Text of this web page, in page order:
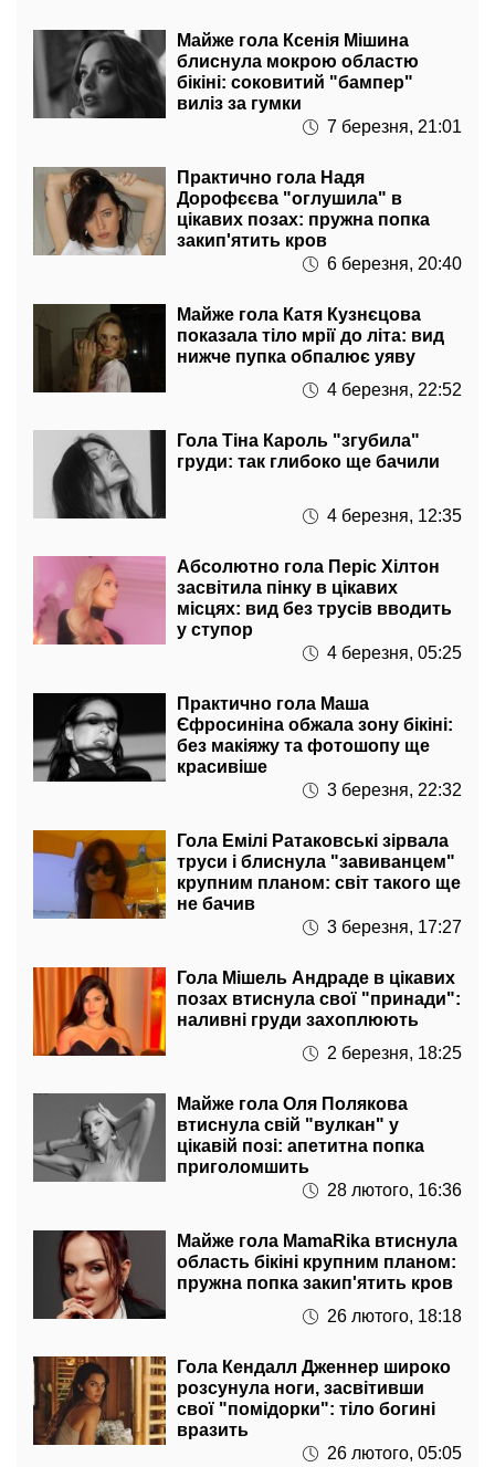
Майже гола Ксенія Мішина
блиснула мокрою областю
бікіні: соковитий "бампер"
виліз за гумки
7 березня, 21:01
Практично гола Надя
Дорофєєва "оглушила" в
цікавих позах: пружна попка
закип'ятить кров
6 березня, 20:40
Майже гола Катя Кузнєцова
показала тіло мрії до літа: вид
нижче пупка обпалює уяву
4 березня, 22:52
Гола Тіна Кароль "згубила"
груди: так глибоко ще бачили
4 березня, 12:35
Абсолютно гола Періс Хілтон
засвітила пінку в цікавих
місцях: вид без трусів вводить
у ступор
4 березня, 05:25
Практично гола Маша
Єфросиніна обжала зону бікіні:
без макіяжу та фотошопу ще
красивіше
3 березня, 22:32
Гола Емілі Ратаковські зірвала
труси і блиснула "завиванцем"
крупним планом: світ такого ще
не бачив
3 березня, 17:27
Гола Мішель Андраде в цікавих
позах втиснула свої "принади":
наливні груди захоплюють
2 березня, 18:25
Майже гола Оля Полякова
втиснула свій "вулкан" у
цікавій позі: апетитна попка
приголомшить
28 лютого, 16:36
Майже гола MamaRika втиснула
область бікіні крупним планом:
пружна попка закип'ятить кров
26 лютого, 18:18
Гола Кендалл Дженнер широко
розсунула ноги, засвітивши
свої "помідорки": тіло богині
вразить
26 лютого, 05:05